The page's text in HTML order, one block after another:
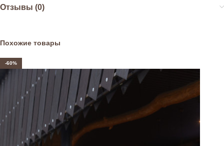
Отзывы (0)
Похожие товары
-60%